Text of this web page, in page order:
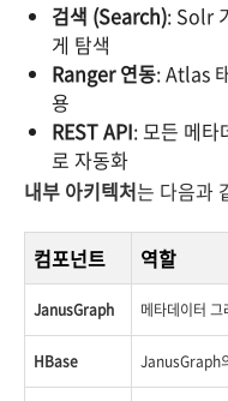
검색 (Search): Solr
게 탐색
Ranger 연동: Atlas
용
REST API: 모든 메타
로 자동화
내부 아키텍처는 다음과
컴포넌트 역할
JanusGraph 메타데이터
HBase JanusGraph